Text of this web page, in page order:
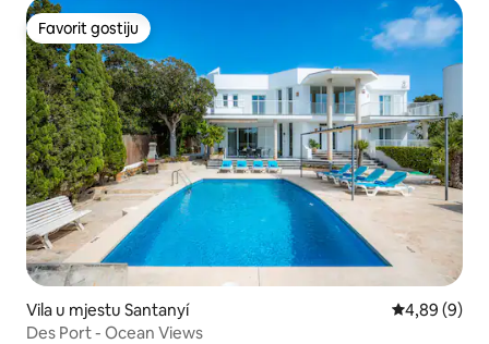
Favorit gostiju
Favorit gostiju
Vila u mjestu Santanyí Prosječna
4,89 (9)
Des Port - Ocean Views